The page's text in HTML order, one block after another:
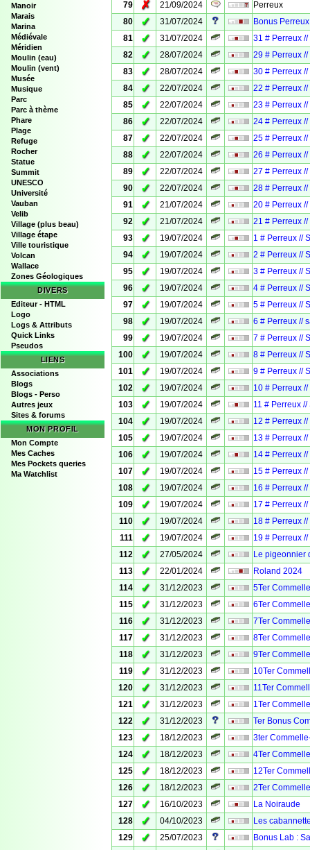
Manoir
Marais
Marina
Médiévale
Méridien
Moulin (eau)
Moulin (vent)
Musée
Musique
Parc
Parc à thème
Phare
Plage
Refuge
Rocher
Statue
Summit
UNESCO
Université
Vauban
Velib
Village (plus beau)
Village étape
Ville touristique
Volcan
Wallace
Zones Géologiques
DIVERS
Editeur - HTML
Logo
Logs & Attributs
Quick Links
Pseudos
LIENS
Associations
Blogs
Blogs - Perso
Autres jeux
Sites & forums
MON PROFIL
Mon Compte
Mes Caches
Mes Pockets queries
Ma Watchlist
79
✗ 21/09/2024
Perreux
80
✓ 31/07/2024
Bonus
81
✓ 31/07/2024
31 # Perreux
82
✓ 28/07/2024
29 # Perreux
83
✓ 28/07/2024
30 # Perreux
84
✓ 22/07/2024
22 # Perreux
85
✓ 22/07/2024
23 # Perreux
86
✓ 22/07/2024
24 # Perreux
87
✓ 22/07/2024
25 # Perreux
88
✓ 22/07/2024
26 # Perreux
89
✓ 22/07/2024
27 # Perreux
90
✓ 22/07/2024
28 # Perreux
91
✓ 21/07/2024
20 # Perreux
92
✓ 21/07/2024
21 # Perreux
93
✓ 19/07/2024
1 # Perreux //
94
✓ 19/07/2024
2 # Perreux //
95
✓ 19/07/2024
3 # Perreux //
96
✓ 19/07/2024
4 # Perreux //
97
✓ 19/07/2024
5 # Perreux //
98
✓ 19/07/2024
6 # Perreux //
99
✓ 19/07/2024
7 # Perreux //
100
✓ 19/07/2024
8 # Perreux //
101
✓ 19/07/2024
9 # Perreux //
102
✓ 19/07/2024
10 # Perreux
103
✓ 19/07/2024
11 # Perreux
104
✓ 19/07/2024
12 # Perreux
105
✓ 19/07/2024
13 # Perreux
106
✓ 19/07/2024
14 # Perreux
107
✓ 19/07/2024
15 # Perreux
108
✓ 19/07/2024
16 # Perreux
109
✓ 19/07/2024
17 # Perreux
110
✓ 19/07/2024
18 # Perreux
111
✓ 19/07/2024
19 # Perreux
112
✓ 27/05/2024
Le pigeonnier
113
✓ 22/01/2024
Roland 2024
114
✓ 31/12/2023
5Ter
115
✓ 31/12/2023
6Ter
116
✓ 31/12/2023
7Ter
117
✓ 31/12/2023
8Ter
118
✓ 31/12/2023
9Ter
119
✓ 31/12/2023
10Ter
120
✓ 31/12/2023
11Ter
121
✓ 31/12/2023
1Ter
122
✓ 31/12/2023
Ter Bonus
123
✓ 18/12/2023
3ter
124
✓ 18/12/2023
4Ter
125
✓ 18/12/2023
12Ter
126
✓ 18/12/2023
2Ter
127
✓ 16/10/2023
La Noiraude
128
✓ 04/10/2023
Les
129
✓ 25/07/2023
Bonus Lab :